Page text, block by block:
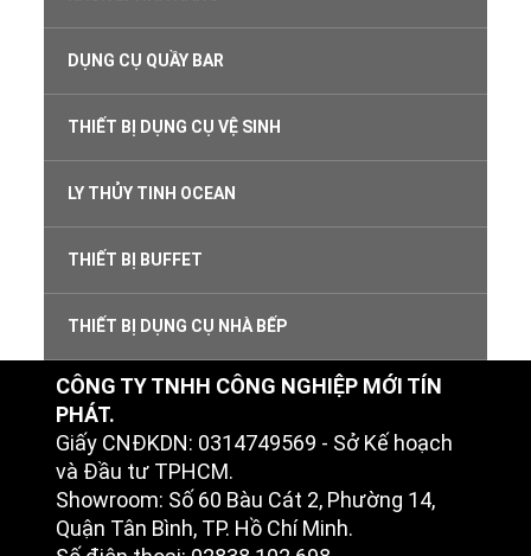
DỤNG CỤ QUẦY BAR
THIẾT BỊ DỤNG CỤ VỆ SINH
LY THỦY TINH OCEAN
THIẾT BỊ BUFFET
THIẾT BỊ DỤNG CỤ NHÀ BẾP
CÔNG TY TNHH CÔNG NGHIỆP MỚI TÍN
PHÁT.
Giấy CNĐKDN: 0314749569 - Sở Kế hoạch
và Đầu tư TPHCM.
Showroom: Số 60 Bàu Cát 2, Phường 14,
Quận Tân Bình, TP. Hồ Chí Minh.